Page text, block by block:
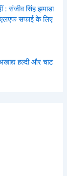
: संजीव सिंह झमाडा
सफाई के लिए
हल्दी और चाट